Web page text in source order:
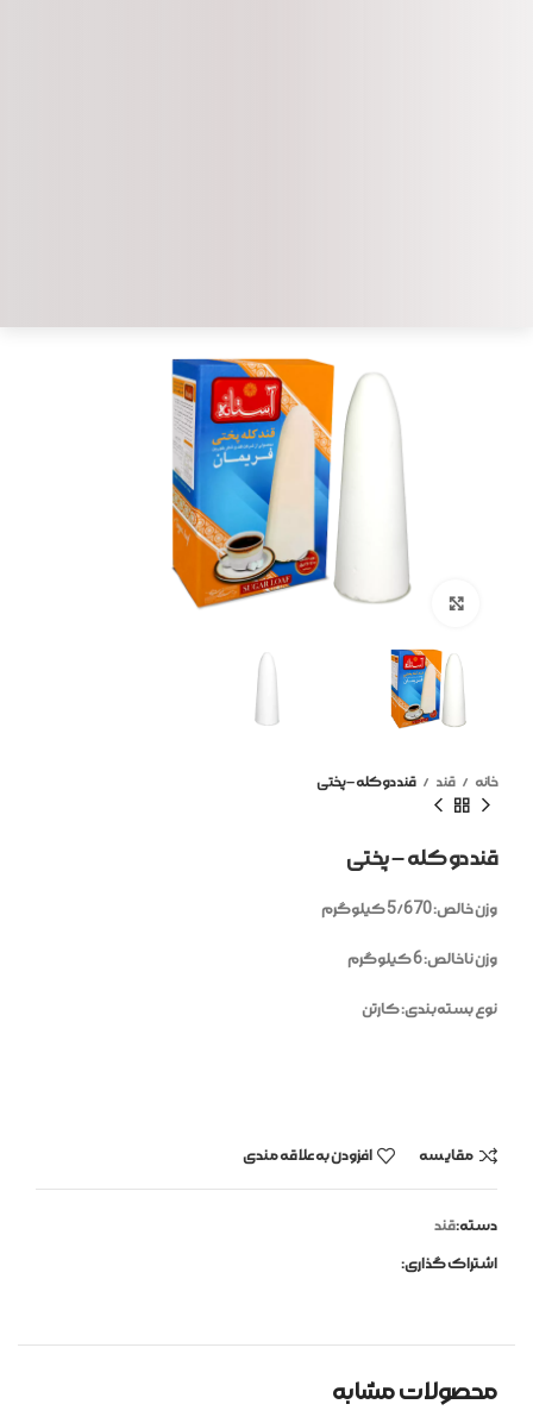
بزرگنمایی تصویر
خانه قند قند دو کله – پختی
قند دو کله – پختی
وزن خالص: 5/670 کیلوگرم
وزن ناخالص: 6 کیلوگرم
نوع بسته‌بندی: کارتن
مقایسه افزودن به علاقه مندی
دسته:قند
اشتراک گذاری:
محصولات مشابه